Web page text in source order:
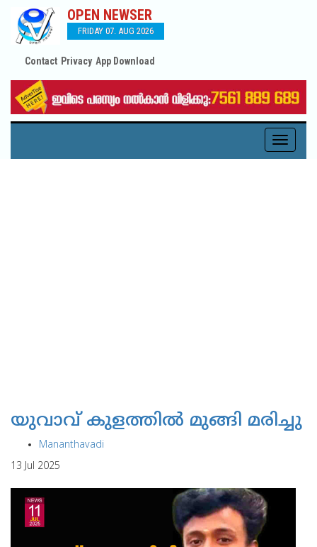
OPEN NEWSER
FRIDAY 07. AUG 2026
Contact Privacy App Download
Toggle
യുവാവ് കുളത്തില്‍ മുങ്ങി മരിച്ചു
Mananthavadi
13 Jul 2025